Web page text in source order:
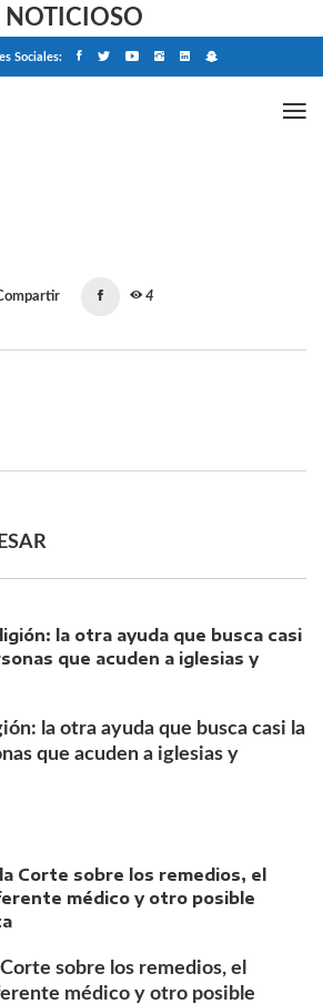
NOTICIOSO
Sociales:
4
la otra ayuda que busca casi la
que acuden a iglesias y
sobre los remedios, el
médico y otro posible